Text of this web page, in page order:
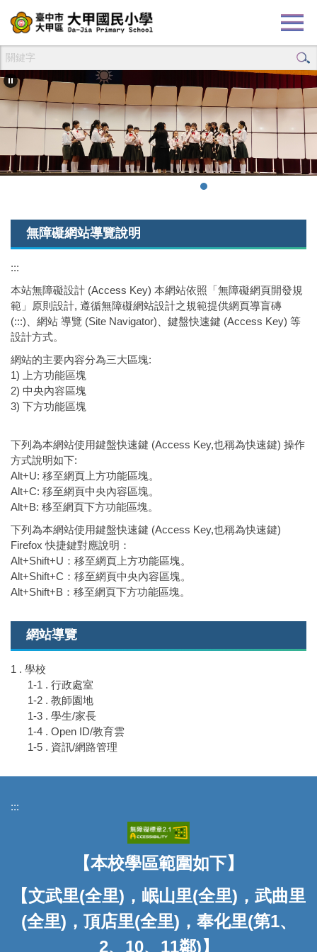
到
要
內
容
區
無障礙網站導覽說明
:::
本站無障礙設計 (Access Key) 本網站依照「無障礙網頁開發規
範」原則設計, 遵循無障礙網站設計之規範提供網頁導盲磚
(:::)、網站 導覽 (Site Navigator)、鍵盤快速鍵 (Access Key) 等
設計方式。
網站的主要內容分為三大區塊:
1) 上方功能區塊
2) 中央內容區塊
3) 下方功能區塊
下列為本網站使用鍵盤快速鍵 (Access Key,也稱為快速鍵) 操作
方式說明如下:
Alt+U: 移至網頁上方功能區塊。
Alt+C: 移至網頁中央內容區塊。
Alt+B: 移至網頁下方功能區塊。
下列為本網站使用鍵盤快速鍵 (Access Key,也稱為快速鍵)
Firefox 快捷鍵對應說明：
Alt+Shift+U：移至網頁上方功能區塊。
Alt+Shift+C：移至網頁中央內容區塊。
Alt+Shift+B：移至網頁下方功能區塊。
網站導覽
1 . 學校
1-1 . 行政處室
1-2 . 教師園地
1-3 . 學生/家長
1-4 . Open ID/教育雲
1-5 . 資訊/網路管理
:::
【本校學區範圍如下】
【文武里(全里)，岷山里(全里)，武曲里
(全里)，頂店里(全里)，奉化里(第1、
2、10、11鄰)】